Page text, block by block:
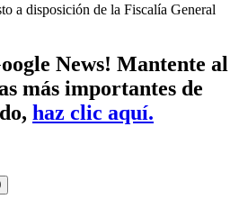
a disposición de la Fiscalía General
News! Mantente al
más importantes de
haz clic aquí.